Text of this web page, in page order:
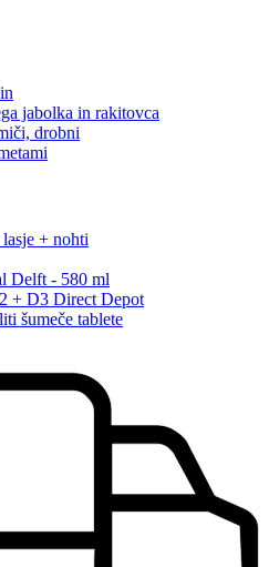
jabolka in rakitovca
drobni
+ nohti
Delft - 580 ml
+ D3 Direct Depot
šumeče tablete